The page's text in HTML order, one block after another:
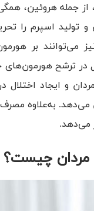
جمله هروئین،
اسپرم را
می‌توانند بر
در ترشح
و ایجاد اختلال
می‌دهد. به‌علاوه
می‌دهد.
مردان چیست؟